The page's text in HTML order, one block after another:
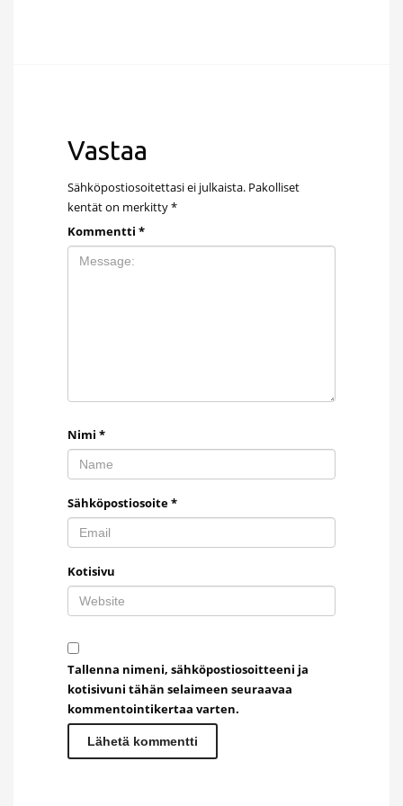
Vastaa
Sähköpostiosoitettasi ei julkaista. Pakolliset
kentät on merkitty*
Kommentti *
Nimi *
Sähköpostiosoite*
Kotisivu
Tallenna nimeni, sähköpostiosoitteeni ja
kotisivuni tähän selaimeen seuraavaa
kommentointikertaa varten.